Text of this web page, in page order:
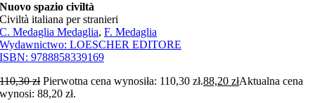
Nuovo spazio civiltà
Civiltà italiana per stranieri
C. Medaglia Medaglia,F. Medaglia
Wydawnictwo:LOESCHER EDITORE
ISBN:9788858339169
110,30zł Pierwotna cena wynosiła: 110,30 zł.88,20złAktualna cena
wynosi: 88,20 zł.